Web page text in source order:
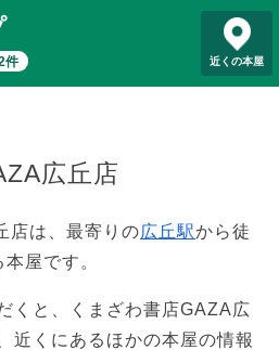
件 近くの本屋
広丘店
店は、最寄りの広丘駅から徒
屋です。
くと、くまざわ書店GAZA広
近くにあるほかの本屋の情報